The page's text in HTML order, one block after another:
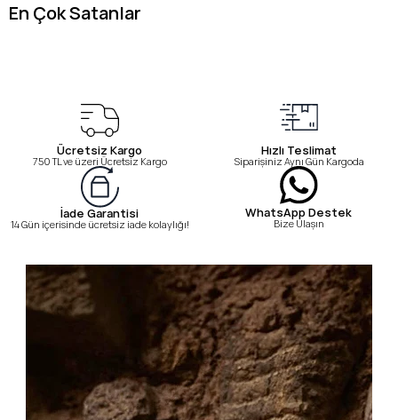
En Çok Satanlar
Ücretsiz Kargo
750 TL ve üzeri Ücretsiz Kargo
Hızlı Teslimat
Siparişiniz Aynı Gün Kargoda
İade Garantisi
14 Gün içerisinde ücretsiz iade kolaylığı!
WhatsApp Destek
Bize Ulaşın